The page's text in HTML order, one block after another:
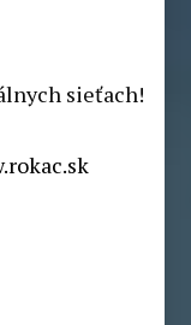
sieťach!